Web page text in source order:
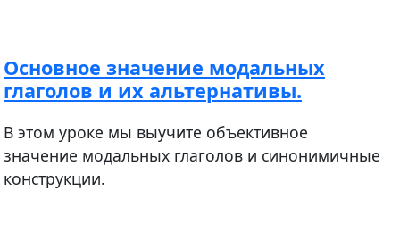
Основное значение модальных
глаголов и их альтернативы.
В этом уроке мы выучите объективное
значение модальных глаголов и синонимичные
конструкции.